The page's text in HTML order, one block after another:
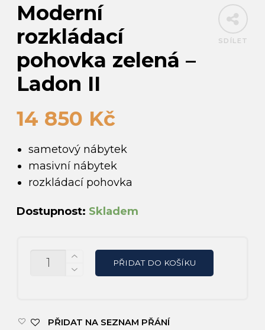
SDÍLET
Moderní
rozkládací
pohovka zelená –
Ladon II
14 850 Kč
sametový nábytek
masivní nábytek
rozkládací pohovka
Dostupnost: Skladem
MNOŽSTVÍ PŘIDAT DO KOŠÍKU
PŘIDAT NA SEZNAM PŘÁNÍ